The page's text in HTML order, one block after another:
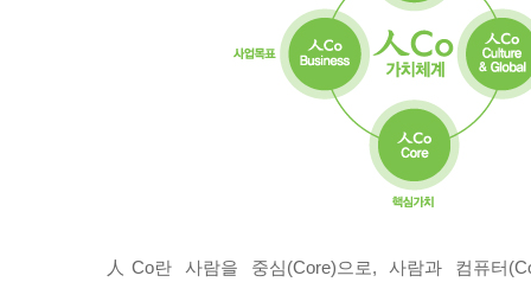
人Co란 사람을 중심(Core)으로, 사람과 컴퓨터